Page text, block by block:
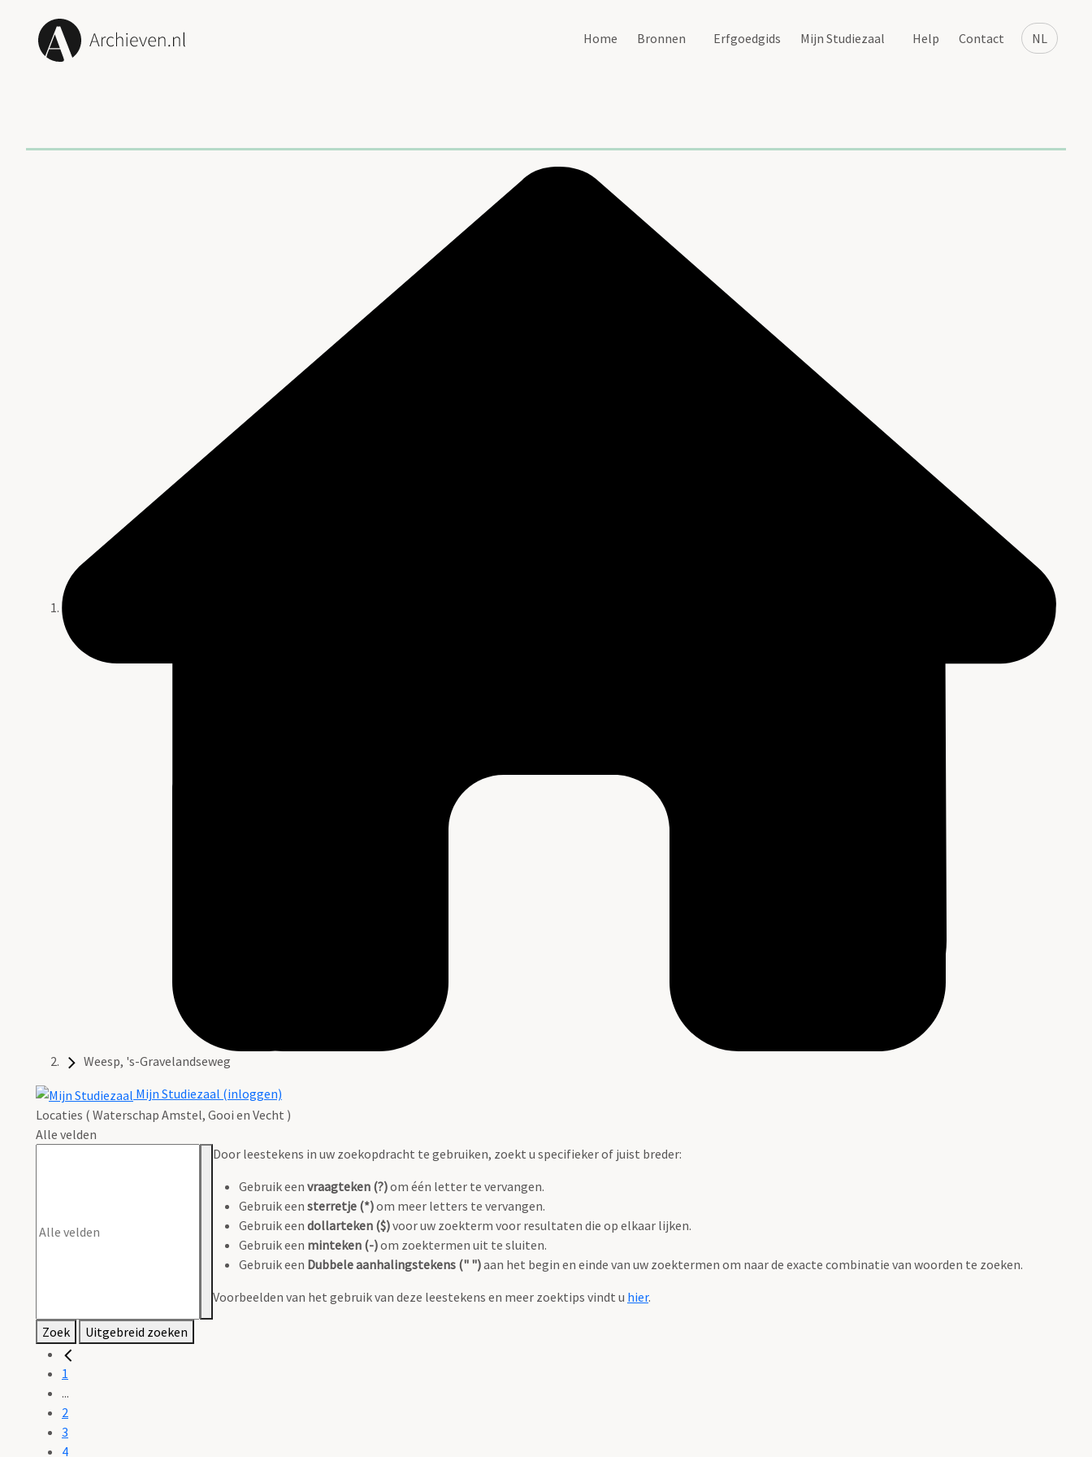
NL
Home Bronnen Erfgoedgids Mijn Studiezaal Help Contact
Weesp, 's-Gravelandseweg
Mijn Studiezaal (inloggen)
Locaties ( Waterschap Amstel, Gooi en Vecht )
Alle velden
Door leestekens in uw zoekopdracht te gebruiken, zoekt u specifieker of juist breder:
Gebruik een vraagteken (?)om één letter te vervangen.
Gebruik een sterretje (*)om meer letters te vervangen.
Gebruik een dollarteken ($)voor uw zoekterm voor resultaten die op elkaar lijken.
Gebruik een minteken (-)om zoektermen uit te sluiten.
Gebruik een Dubbele aanhalingstekens (" ")aan het begin en einde van uw zoektermen om naar de exacte combinatie van woorden te zoeken.
Voorbeelden van het gebruik van deze leestekens en meer zoektips vindt u hier.
Zoek Uitgebreid zoeken
1
...
2
3
4